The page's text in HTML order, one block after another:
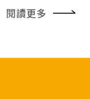
。通
進行筆試與面試，stu
確認
名額，逾期未填單
定證明。 名單中
鏈
Research Internshi
研究實習計畫，選送
閱讀更多